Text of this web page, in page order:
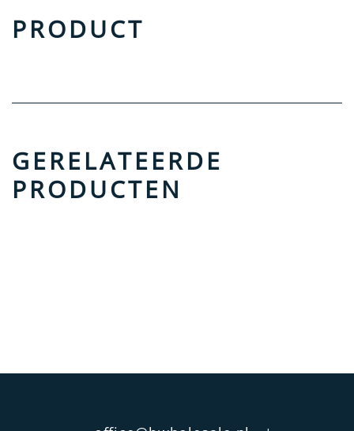
PRODUCT
GERELATEERDE
PRODUCTEN